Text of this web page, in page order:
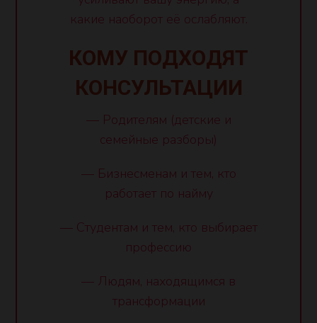
какие наоборот её ослабляют.
КОМУ ПОДХОДЯТ
КОНСУЛЬТАЦИИ
— Родителям (детские и
семейные разборы)
— Бизнесменам и тем, кто
работает по найму
— Студентам и тем, кто выбирает
профессию
— Людям, находящимся в
трансформации